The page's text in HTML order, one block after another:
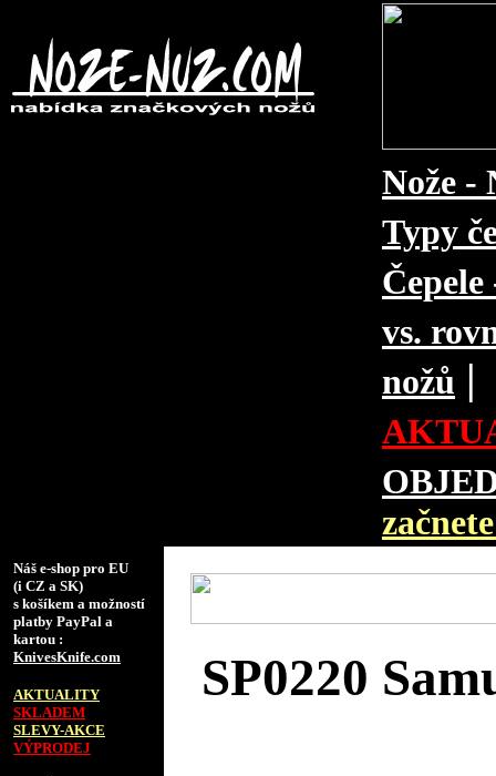
Nože -
Typy
vs.
nožů |
Náš e-shop pro EU
(i CZ a SK)
s košíkem a možností
platby PayPal a
kartou :
KnivesKnife.com
AKTUALITY
SKLADEM
SLEVY-AKCE
VÝPRODEJ
SP0220